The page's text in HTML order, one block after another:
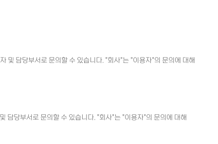
및 담당부서로 문의할 수 있습니다. "회사"는 "이용자"의 문의에 대해
담당부서로 문의할 수 있습니다. "회사"는 "이용자"의 문의에 대해